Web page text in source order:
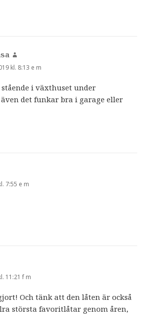
kl. 8:13 e m
stående i växthuset under
det funkar bra i garage eller
7:55 e m
11:21 f m
Och tänk att den låten är också
största favoritlåtar genom åren,